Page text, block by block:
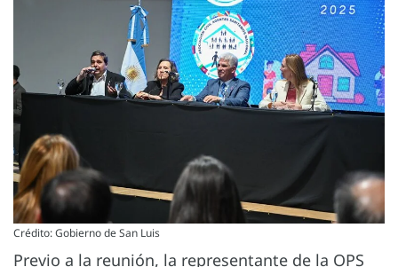
Crédito: Gobierno de San Luis
Previo a la reunión, la representante de la OPS